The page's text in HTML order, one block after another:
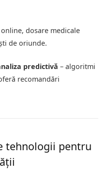
dosare medicale
de oriunde.
predictivă – algoritmi
recomandări
tehnologii pentru